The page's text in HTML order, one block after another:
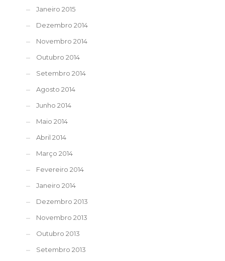
Janeiro 2015
Dezembro 2014
Novembro 2014
Outubro 2014
Setembro 2014
Agosto 2014
Junho 2014
Maio 2014
Abril 2014
Março 2014
Fevereiro 2014
Janeiro 2014
Dezembro 2013
Novembro 2013
Outubro 2013
Setembro 2013